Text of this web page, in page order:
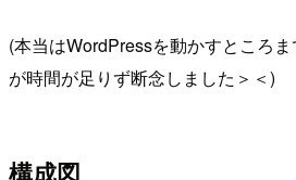
(本当はWordPressを動かすところ
が時間が足りず断念しました＞＜)
構成図